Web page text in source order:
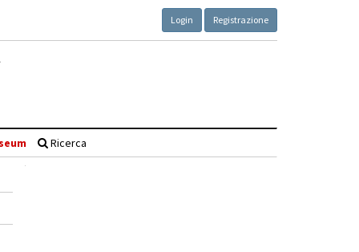
Login Registrazione
Ricerca